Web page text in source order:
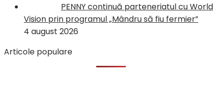
PENNY continuă parteneriatul cu World
Vision prin programul „Mândru să fiu fermier”
4 august 2026
Articole populare